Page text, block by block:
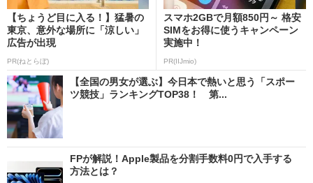
【ちょうど目に入る！】猛暑の
東京、意外な場所に「涼しい」
広告が出現
PR(ねとらぼ)
スマホ2GBで月額850円～ 格安
SIMをお得に使うキャンペーン
実施中！
PR(IIJmio)
【全国の男女が選ぶ】今日本で熱いと思う「スポー
ツ競技」ランキングTOP38！ 第...
FPが解説！Apple製品を分割手数料0円で入手する
方法とは？